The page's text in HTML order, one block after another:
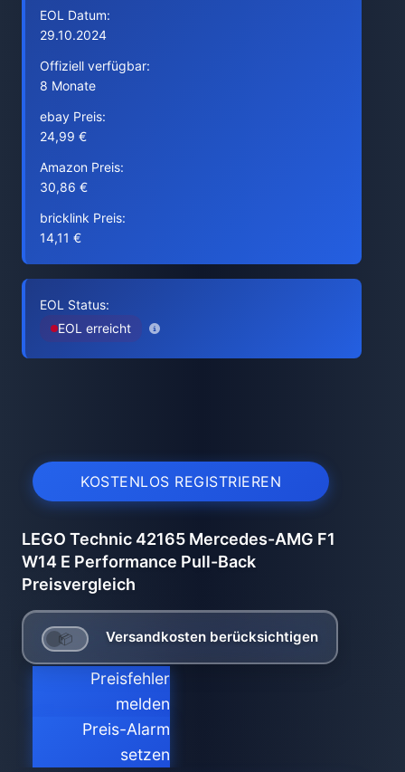
EOL Datum:
29.10.2024
Offiziell verfügbar:
8 Monate
ebay Preis:
24,99 €
Amazon Preis:
30,86 €
bricklink Preis:
14,11 €
EOL Status:
EOL erreicht
KOSTENLOS REGISTRIEREN
LEGO Technic 42165 Mercedes-AMG F1
W14 E Performance Pull-Back
Preisvergleich
Versandkosten berücksichtigen
Preisfehler
melden
Preis-Alarm
setzen